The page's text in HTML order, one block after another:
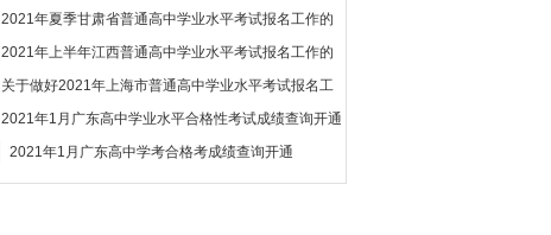
2021年夏季甘肃省普通高中学业水平考试报名工作的
2021年上半年江西普通高中学业水平考试报名工作的
关于做好2021年上海市普通高中学业水平考试报名工
2021年1月广东高中学业水平合格性考试成绩查询开通
2021年1月广东高中学考合格考成绩查询开通